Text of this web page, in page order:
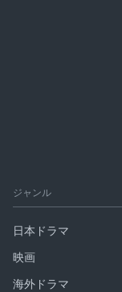
ジャンル
日本ドラマ
映画
海外ドラマ